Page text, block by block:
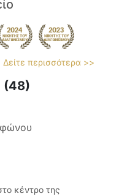
Δείτε περισσότερα >>
(48)
κέντρο της